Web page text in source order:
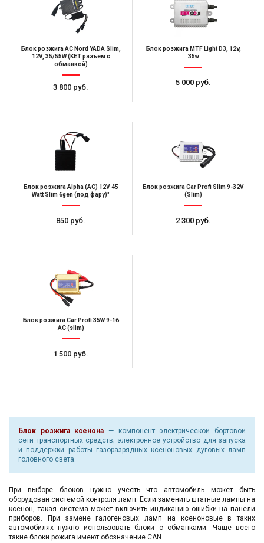
Блок розжига AC Nord YADA Slim,
12V, 35/55W (KET разъем с
обманкой)
3 800 руб.
Блок розжига MTF Light D3, 12v,
35w
5 000 руб.
Блок розжига Alpha (AC) 12V 45
Watt Slim 6gen (под фару)"
850 руб.
Блок розжига Car Profi Slim 9-32V
(Slim)
2 300 руб.
Блок розжига Car Profi 35W 9-16
AC (slim)
1 500 руб.
Блок розжига ксенона — компонент электрической бортовой
сети транспортных средств; электронное устройство для запуска
и поддержки работы газоразрядных ксеноновых дуговых ламп
головного света.
При выборе блоков нужно учесть что автомобиль может быть
оборудован системой контроля ламп. Если заменить штатные лампы на
ксенон, такая система может включить индикацию ошибки на панели
приборов. При замене галогеновых ламп на ксеноновые в таких
автомобилях нужно использовать блоки с обманками. Чаще всего
такие блоки рожига имеют обозначение CAN.